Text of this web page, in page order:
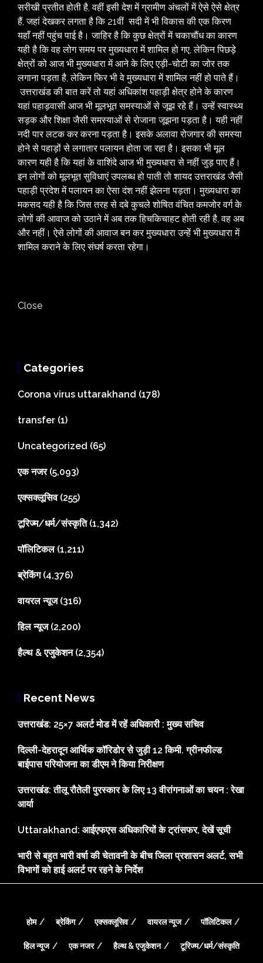
सरीखी प्रतीत होती है, वहीं इसी देश में ग्रामीण अंचलों में ऐसे ऐसे क्षेत्र
हैं, जहां देखकर लगता है कि 21वीं सदी में भी विकास की एक किरण
यहाँ नहीं पहुंच पाई है। जाहिर है कि कुछ क्षेत्रों में चकाचौंध का कारण
यही है कि वह लोग समय पर मुख्यधारा में शामिल हो गए, लेकिन पिछड़े
क्षेत्रों को आज भी मुख्यधारा में आने के लिए एड़ी-चोटी का जोर तक
लगाना पड़ता है, लेकिन फिर भी वे मुख्यधारा में शामिल नहीं हो पाते हैं।
उत्तराखंड की बात करें तो यहां अधिकांश पहाड़ी क्षेत्र होने के कारण
यहां पहाड़वासी आज भी मूलभूत समस्याओं से जूझ रहे हैं। उन्हें स्वास्थ्य
सड़क और शिक्षा जैसी समस्याओं से रोजाना जूझना पड़ता है। यही नहीं
नदी पार लटक कर करना पड़ता है। इसके अलावा रोजगार की समस्या
होने से पहाड़ों से लगातार पलायन होता जा रहा है। इसका भी मूल
कारण यही है कि यहां के वाशिंदे आज भी मुख्यधारा से नहीं जुड़ पाए हैं।
इन लोगों को मूलभूत सुविधाएं उपलब्ध हो पाती तो शायद उत्तराखंड जैसी
पहाड़ी प्रदेश में पलायन का ऐसा दंश नहीं झेलना पड़ता। मुख्यधारा का
मकसद यही है कि जिस तरह से दबे कुचले शोषित वंचित कमजोर वर्ग के
लोगों की आवाज को उठाने में अब तक हिचकिचाहट होती रही है, वह अब
और नहीं। ऐसे लोगों की आवाज बन कर मुख्यधारा उन्हें भी मुख्यधारा में
शामिल कराने के लिए संघर्ष करता रहेगा।
Close
Categories
Corona virus uttarakhand (178)
transfer (1)
Uncategorized (65)
एक नजर(5,093)
एक्सक्लूसिव(255)
टूरिज्म/धर्म/संस्कृति(1,342)
पॉलिटिकल(1,211)
ब्रेकिंग(4,376)
वायरल न्यूज(316)
हिल न्यूज(2,200)
हैल्थ & एजुकेशन(2,354)
Recent News
उत्तराखंड: 25×7 अलर्ट मोड में रहें अधिकारी : मुख्य सचिव
दिल्ली-देहरादून आर्थिक कॉरिडोर से जुड़ी 12 किमी. ग्रीनफील्ड
बाईपास परियोजना का डीएम ने किया निरीक्षण
उत्तराखंड: तीलू रौतेली पुरस्कार के लिए 13 वीरांगनाओं का चयन : रेखा
आर्या
Uttarakhand: आईएफएस अधिकारियों के ट्रांसफर, देखें सूची
भारी से बहुत भारी वर्षा की चेतावनी के बीच जिला प्रशासन अलर्ट, सभी
विभागों को हाई अलर्ट पर रहने के निर्देश
होम ब्रेकिंग एक्सक्लूसिव वायरल न्यूज पॉलिटिकल
हिल न्यूज एक नजर हैल्थ & एजुकेशन टूरिज्म/धर्म/संस्कृति